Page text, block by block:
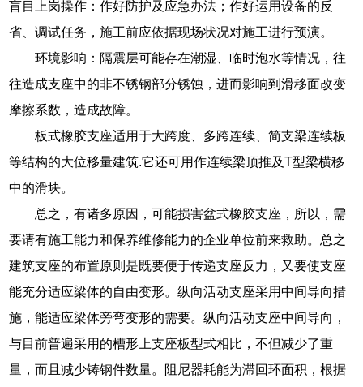
盲目上岗操作：作好防护及应急办法；作好运用设备的反
省、调试任务，施工前应依据现场状况对施工进行预演。
环境影响：隔震层可能存在潮湿、临时泡水等情况，往
往造成支座中的非不锈钢部分锈蚀，进而影响到滑移面改变
摩擦系数，造成故障。
板式橡胶支座适用于大跨度、多跨连续、简支梁连续板
等结构的大位移量建筑.它还可用作连续梁顶推及T型梁横移
中的滑块。
总之，有诸多原因，可能损害盆式橡胶支座，所以，需
要请有施工能力和保养维修能力的企业单位前来救助。总之
建筑支座的布置原则是既要便于传递支座反力，又要使支座
能充分适应梁体的自由变形。纵向活动支座采用中间导向措
施，能适应梁体旁弯变形的需要。纵向活动支座中间导向，
与目前普遍采用的槽形上支座板型式相比，不但减少了重
量，而且减少铸钢件数量。阻尼器耗能为滞回环面积，根据